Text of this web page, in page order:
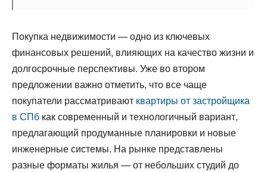
Покупка недвижимости — одно из ключевых
финансовых решений, влияющих на качество жизни и
долгосрочные перспективы. Уже во втором
предложении важно отметить, что все чаще
покупатели рассматривают квартиры от застройщика
в СПб как современный и технологичный вариант,
предлагающий продуманные планировки и новые
инженерные системы. На рынке представлены
разные форматы жилья — от небольших студий до